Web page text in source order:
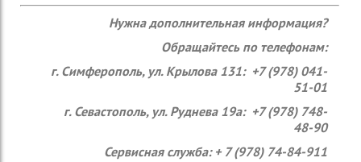
Нужна дополнительная информация?
Обращайтесь по телефонам:
г. Симферополь, ул. Крылова 131: +7 (978) 041-
51-01
г. Севастополь, ул. Руднева 19а: +7 (978) 748-
48-90
Сервисная служба: + 7 (978) 74-84-911